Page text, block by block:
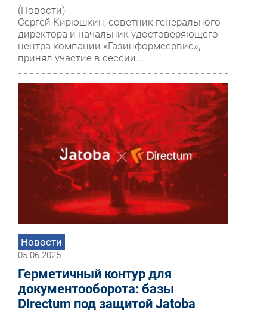
(Новости)
Сергей Кирюшкин, советник генерального
директора и начальник удостоверяющего
центра компании «Газинформсервис»,
принял участие в сессии...
Новости
05.06.2025
Герметичный контур для
документооборота: базы
Directum под защитой Jatoba